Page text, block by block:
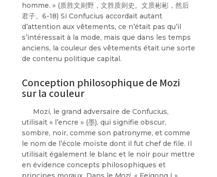
homme. » (质胜文则野，文胜质则史。文质彬彬，然后
君子。6-18) Si Confucius accordait autant
d’attention aux vêtements, ce n’était pas qu’il
s’intéressait à la mode, mais que dans les temps
anciens, la couleur des vêtements était une sorte
de contenu politique capital.
Conception philosophique de Mozi
sur la couleur
Mozi, le grand adversaire de Confucius,
utilisait « l’encre » (墨), qui signifie obscur,
sombre, noir, comme son patronyme, et comme
le nom de l’école moïste dont il fut chef de file. Il
utilisait également le blanc et le noir pour mettre
en évidence concepts philosophiques et